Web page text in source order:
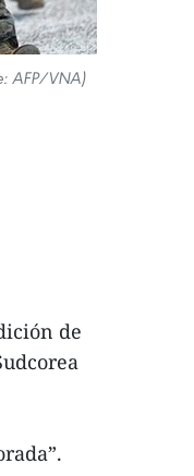
AFP/VNA)
de